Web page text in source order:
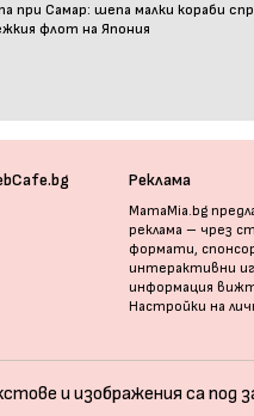
при Самар: шепа малки кораби
флот на Япония
Реклама
MamaMia.bg
реклама – чрез
формати,
интерактивни
информация
Настройки на
и изображения са под